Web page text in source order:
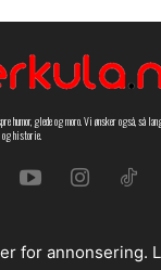
humor, glede og moro. Vi ønsker også, så
og historie.
for annonsering.